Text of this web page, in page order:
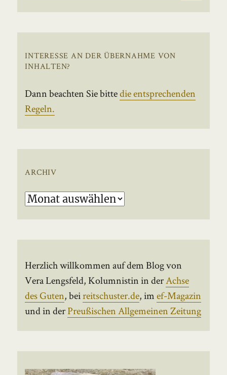
INTERESSE AN DER ÜBERNAHME VON
INHALTEN?
Dann beachten Sie bittedie entsprechenden
Regeln.
ARCHIV
Archiv
Herzlich willkommen auf dem Blog von
Vera Lengsfeld, Kolumnistin in derAchse
des Guten, beireitschuster.de, imef-Magazin
und in derPreußischen Allgemeinen Zeitung